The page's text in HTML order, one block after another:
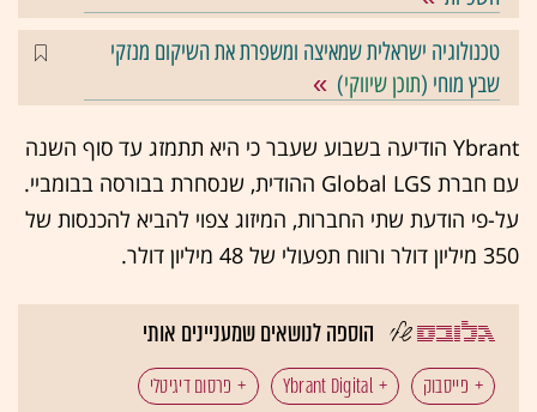
טכנולוגיה ישראלית שמאיצה ומשפרת את השיקום מנזקי
שבץ מוחי (תוכן שיווקי)
Ybrant הודיעה בשבוע שעבר כי היא תתמזג עד סוף השנה
עם חברת Global LGS ההודית, שנסחרת בבורסה בבומביי.
על-פי הודעת שתי החברות, המיזוג צפוי להביא להכנסות של
350 מיליון דולר ורווח תפעולי של 48 מיליון דולר.
הוספה לנושאים שמעניינים אותי
פייסבוק Ybrant Digital פרסום דיגיטלי